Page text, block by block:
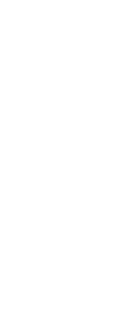
Pacifique à la carte est